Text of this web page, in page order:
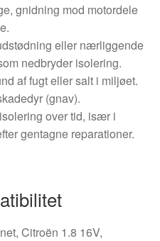
gnidning mod motordele
eller nærliggende
nedbryder isolering.
af fugt eller salt i miljøet.
(gnav).
over tid, især i
gentagne reparationer.
Citroën 1.8 16V,